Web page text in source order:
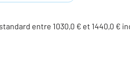
entre 1030,0 € et 1440,0 €